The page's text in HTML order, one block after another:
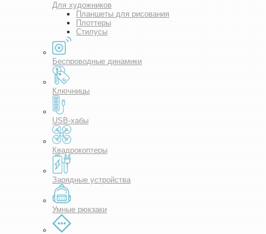
Для художников
Планшеты для рисования
Плоттеры
Стилусы
Беспроводные динамики
Ключницы
USB-хабы
Квадрокоптеры
Зарядные устройства
Умные рюкзаки